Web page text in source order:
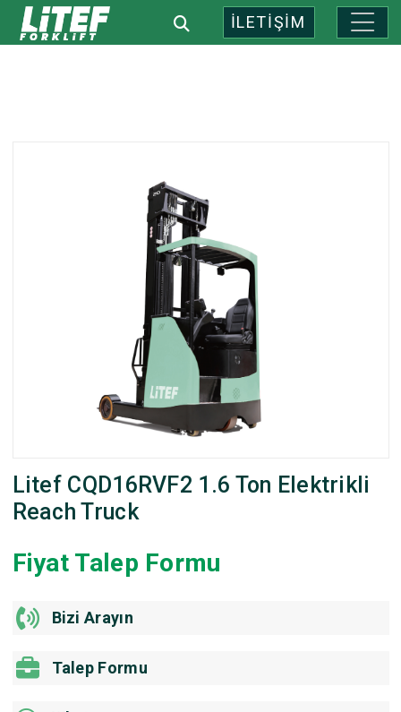
İLETİŞİM
Litef CQD16RVF2 1.6 Ton Elektrikli
Reach Truck
Fiyat Talep Formu
Bizi Arayın
Talep Formu